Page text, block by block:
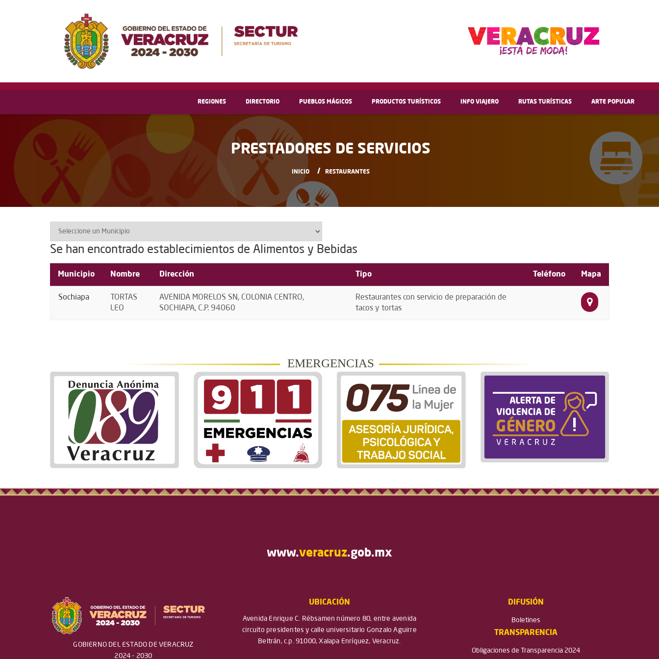
REGIONES DIRECTORIO PUEBLOS MÁGICOS PRODUCTOS TURÍSTICOS INFO VIAJERO RUTAS TURÍSTICAS ARTE POPULAR
PRESTADORES DE SERVICIOS
INICIO RESTAURANTES
Se han encontrado establecimientos de Alimentos y Bebidas
Municipio Nombre Dirección Tipo Teléfono Mapa
Sochiapa
TORTAS
LEO
AVENIDA MORELOS SN, COLONIA CENTRO,
SOCHIAPA, C.P. 94060
Restaurantes con servicio de preparación de
tacos y tortas
EMERGENCIAS
www.veracruz.gob.mx
GOBIERNO DEL ESTADO DE VERACRUZ
2024 - 2030
UBICACIÓN
Avenida Enrique C. Rébsamen número 80, entre avenida
circuito presidentes y calle universitario Gonzalo Aguirre
Beltrán, c.p. 91000, Xalapa Enríquez, Veracruz.
DIFUSIÓN
Boletines
TRANSPARENCIA
Obligaciones de Transparencia 2024